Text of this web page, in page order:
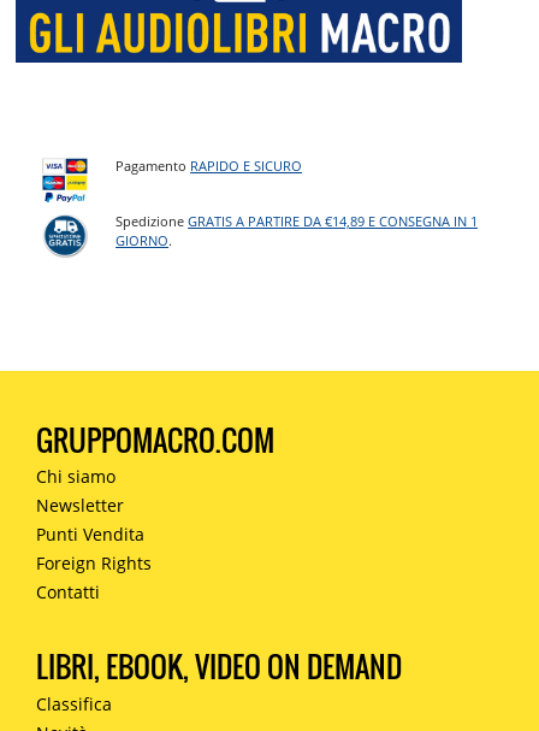
Pagamento RAPIDO E SICURO
SpedizioneGRATIS A PARTIRE DA €14,89 E CONSEGNA IN 1
GIORNO.
GRUPPOMACRO.COM
Chi siamo
Newsletter
Punti Vendita
Foreign Rights
Contatti
LIBRI, EBOOK, VIDEO ON DEMAND
Classifica